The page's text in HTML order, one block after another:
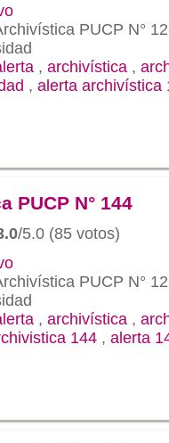
PUCP N°
, archivística ,
, alerta archivística
PUCP N° 144
/5.0 (85 votos)
PUCP N°
, archivística ,
144 , alerta